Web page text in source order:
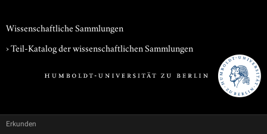
Wissenschaftliche Sammlungen
› Teil-Katalog der wissenschaftlichen Sammlungen
Erkunden